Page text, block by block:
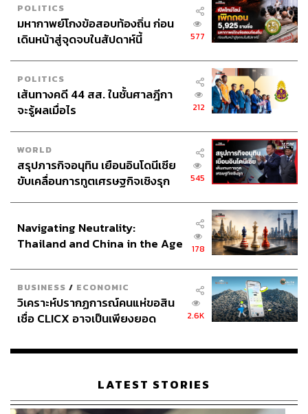
POLITICS
มหากาพย์โกงข้อสอบท้องถิ่น ก่อน
เดินหน้าสู่จุดจบในสัปดาห์นี้
577
POLITICS
เส้นทางคดี 44 สส. ในชั้นศาลฎีกา
จะรู้ผลเมื่อไร
212
WORLD
สรุปภารกิจอนุทิน เยือนอินโดนีเซีย
ขับเคลื่อนการทูตเศรษฐกิจเชิงรุก
545
Navigating Neutrality:
Thailand and China in the Age
178
BUSINESS / ECONOMIC
วิเคราะห์ปรากฏการณ์คนแห่ขอสิน
เชื่อ CLICX อาจเป็นเพียงยอด
เรือนไทยที่ถูกซุกไว้
2.6K
LATEST STORIES